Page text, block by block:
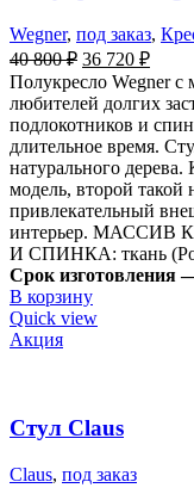
Wegner, под заказ,
40 800₽ 36 720 ₽
Полукресло Wegner с
любителей долгих
подлокотников и
длительное время.
натурального
модель, второй такой
привлекательный
интерьер. МАССИВ
И СПИНКА: ткань
Срок изготовления
В корзину
Quick view
Акция
Стул Claus
Claus, под заказ